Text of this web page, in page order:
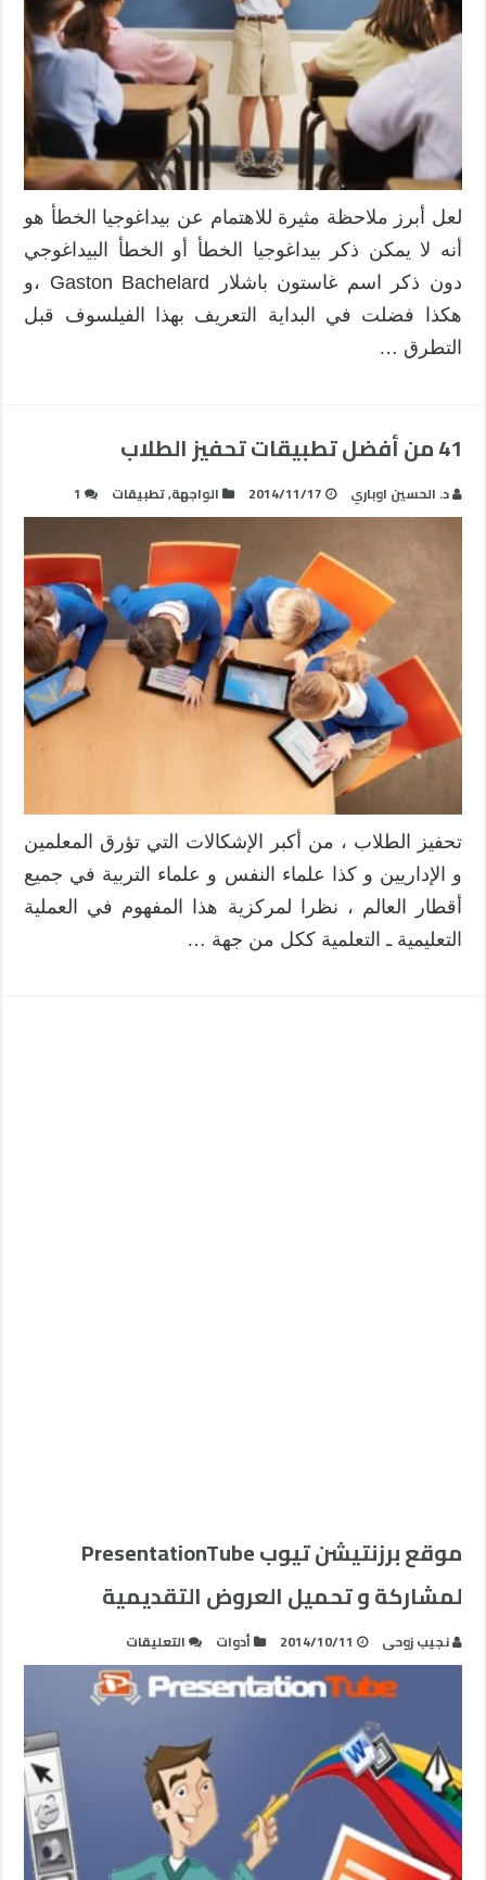
لعل أبرز ملاحظة مثيرة للاهتمام عن بيداغوجيا الخطأ هو
أنه لا يمكن ذكر بيداغوجيا الخطأ أو الخطأ البيداغوجي
دون ذكر اسم غاستون باشلار Gaston Bachelard ،و
هكذا فضلت في البداية التعريف بهذا الفيلسوف قبل
التطرق …
41 من أفضل تطبيقات تحفيز الطلاب
د. الحسين اوباري 2014/11/17 الواجهة,تطبيقات 1
تحفيز الطلاب ، من أكبر الإشكالات التي تؤرق المعلمين
و الإداريين و كذا علماء النفس و علماء التربية في جميع
أقطار العالم ، نظرا لمركزية هذا المفهوم في العملية
التعليمية ـ التعلمية ككل من جهة …
موقع برزنتيشن تيوب PresentationTube
لمشاركة و تحميل العروض التقديمية
نجيب زوحى 2014/10/11 أدوات التعليقات
موقع
برزنتيشن
PresentationTube
التقديمية